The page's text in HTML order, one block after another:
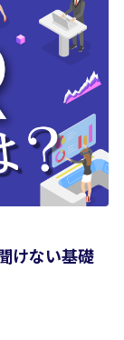
けない基礎